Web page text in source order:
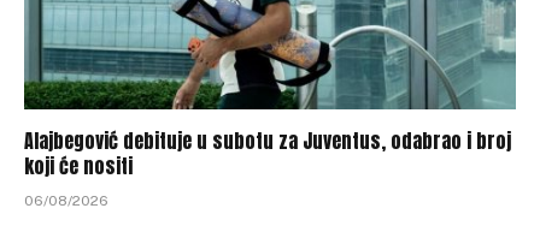
Alajbegović debituje u subotu za Juventus, odabrao i broj
koji će nositi
06/08/2026